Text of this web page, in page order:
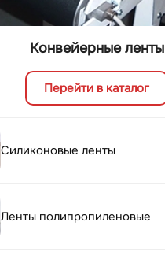
Конвейерные ленты
Перейти в каталог
Силиконовые ленты
Ленты полипропиленовые